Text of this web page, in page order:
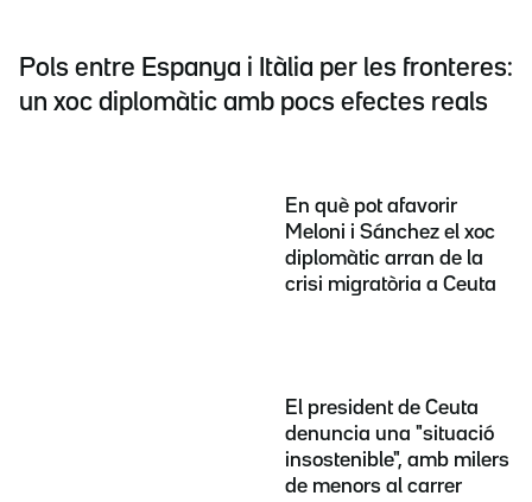
Pols entre Espanya i Itàlia per les fronteres:
un xoc diplomàtic amb pocs efectes reals
En què pot afavorir
Meloni i Sánchez el xoc
diplomàtic arran de la
crisi migratòria a Ceuta
El president de Ceuta
denuncia una "situació
insostenible", amb milers
de menors al carrer